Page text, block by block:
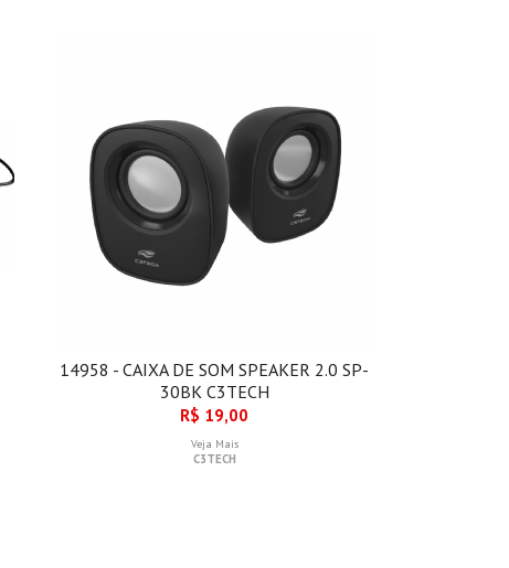
14958 - CAIXA DE SOM SPEAKER 2.0 SP-
30BK C3TECH
R$ 19,00
Veja Mais
C3TECH